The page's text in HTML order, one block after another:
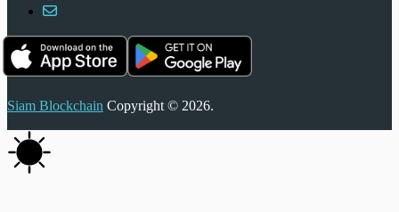
Siam Blockchain Copyright © 2026.